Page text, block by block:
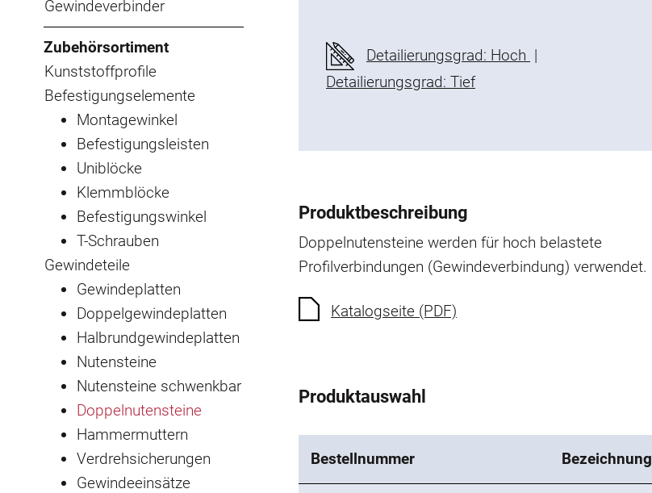
Gewindeverbinder
Zubehörsortiment
Kunststoffprofile
Befestigungselemente
Montagewinkel
Befestigungsleisten
Uniblöcke
Klemmblöcke
Befestigungswinkel
T-Schrauben
Gewindeteile
Gewindeplatten
Doppelgewindeplatten
Halbrundgewindeplatten
Nutensteine
Nutensteine schwenkbar
Doppelnutensteine
Hammermuttern
Verdrehsicherungen
Gewindeeinsätze
Detailierungsgrad: Hoch |
Detailierungsgrad: Tief
Produktbeschreibung
Doppelnutensteine werden für hoch belastete
Profilverbindungen (Gewindeverbindung) verwendet.
Katalogseite (PDF)
Produktauswahl
Bestellnummer Bezeichnung